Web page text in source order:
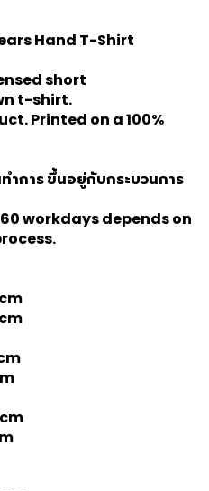
Hand T-Shirt
short
t-shirt.
Printed on a 100%
ำการ ขึ้นอยู่กับกระบวนการ
workdays depends on